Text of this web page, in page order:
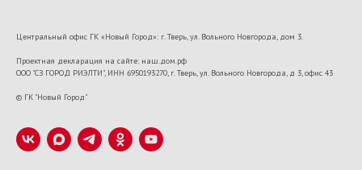
Центральный офис ГК «Новый Город»: г. Тверь, ул. Вольного Новгорода, дом 3.
Проектная декларация на сайте: наш.дом.рф
ООО "СЗ ГОРОД РИЭЛТИ", ИНН 6950193270, г. Тверь, ул. Вольного Новгорода, д 3, офис 43
© ГК "Новый Город"